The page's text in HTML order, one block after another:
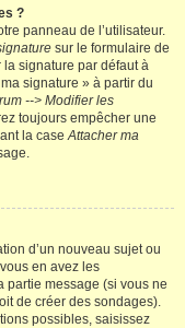
?
panneau de l’utilisateur.
sur le formulaire de
signature par défaut à
signature » à partir du
--> Modifier les
toujours empêcher une
la caseAttacher ma
d’un nouveau sujet ou
en avez les
partie message (si vous ne
de créer des sondages).
possibles, saisissez